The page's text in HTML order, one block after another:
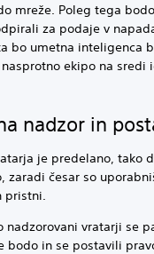
mreže. Poleg tega
za podaje v
bo umetna inteligenca
ekipo na sredi
nadzor in
je predelano, tako
zaradi česar so
pristni.
nadzorovani vratarji se
bodo in se postavili